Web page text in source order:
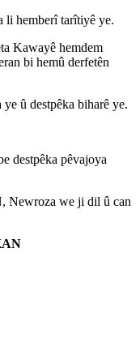
li hemberî tarîtiyê ye.
Kawayê hemdem
bi hemû derfetên
û destpêka biharê ye.
destpêka pêvajoya
Newroza we ji dil û can